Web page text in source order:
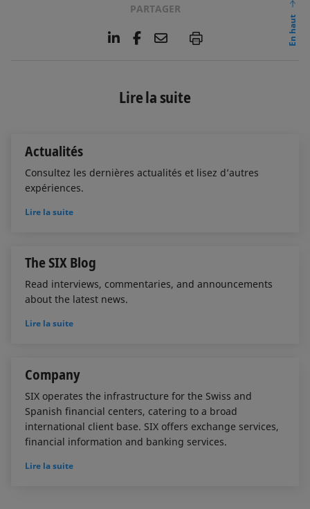
PARTAGER
L
e
d
F
b
o
E
l
P
En haut
Lire la suite
Actualités
Consultez les dernières actualités et lisez d’autres
expériences.
Lire la suite
The SIX Blog
Read interviews, commentaries, and announcements
about the latest news.
Lire la suite
Company
SIX operates the infrastructure for the Swiss and
Spanish financial centers, catering to a broad
international client base. SIX offers exchange services,
financial information and banking services.
Lire la suite